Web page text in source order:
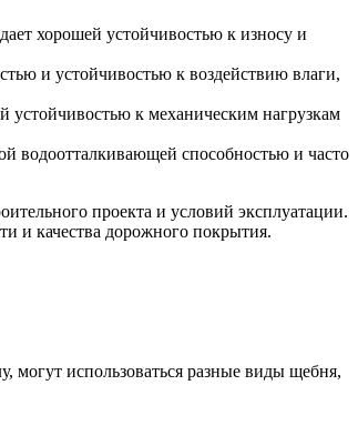
хорошей устойчивостью к износу и
и устойчивостью к воздействию влаги,
устойчивостью к механическим нагрузкам
водоотталкивающей способностью и часто
проекта и условий эксплуатации.
и качества дорожного покрытия.
могут использоваться разные виды щебня,